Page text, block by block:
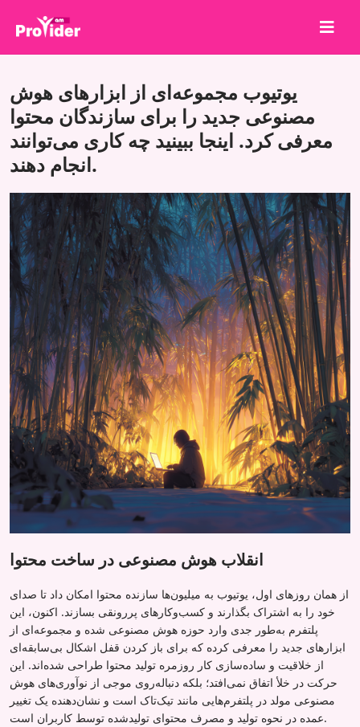
درباره ما
ورود
ثبت نام
خدمات
API
شرایط
بلاگ
یوتیوب مجموعه‌ای از ابزارهای هوش
مصنوعی جدید را برای سازندگان محتوا
معرفی کرد. اینجا ببینید چه کاری می‌توانند
انجام دهند.
انقلاب هوش مصنوعی در ساخت محتوا
از همان روزهای اول، یوتیوب به میلیون‌ها سازنده محتوا امکان داد تا صدای
خود را به اشتراک بگذارند و کسب‌وکارهای پررونقی بسازند. اکنون، این
پلتفرم به‌طور جدی وارد حوزه هوش مصنوعی شده و مجموعه‌ای از
ابزارهای جدید را معرفی کرده که برای باز کردن قفل اشکال بی‌سابقه‌ای
از خلاقیت و ساده‌سازی کار روزمره تولید محتوا طراحی شده‌اند. این
حرکت در خلأ اتفاق نمی‌افتد؛ بلکه دنباله‌روی موجی از نوآوری‌های هوش
مصنوعی مولد در پلتفرم‌هایی مانند تیک‌تاک است و نشان‌دهنده یک تغییر
عمده در نحوه تولید و مصرف محتوای تولیدشده توسط کاربران است.